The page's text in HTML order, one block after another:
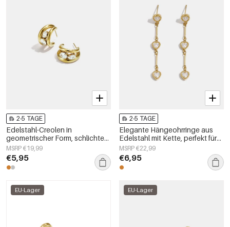
2-5 TAGE
Edelstahl-Creolen in
geometrischer Form, schlichte
Alltags-Serie, Damenschmuck
MSRP €19,99
€5,95
2-5 TAGE
Elegante Hängeohrringe aus
Edelstahl mit Kette, perfekt für
festliche Anlässe und Partys.
Luxuriöse Damenschmuckserie.
MSRP €22,99
€6,95
EU-Lager EU-Lager